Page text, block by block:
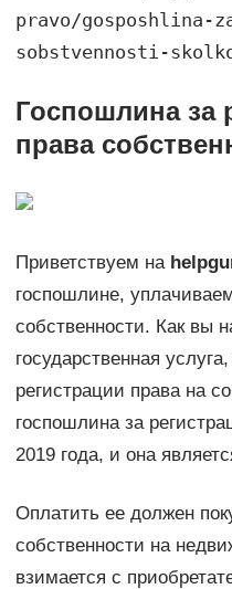
pravo/gosposhlina-
sobstvennosti-
Госпошлина за
права
Приветствуем на
госпошлине,
собственности. Как вы
государственная
регистрации права на
госпошлина за
2019 года, и она
Оплатить ее должен
собственности на
взимается с